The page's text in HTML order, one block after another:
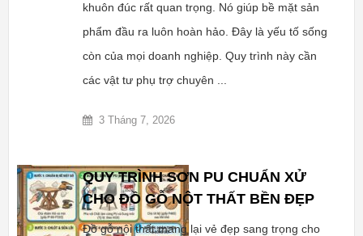
khuôn đúc rất quan trọng. Nó giúp bề mặt sản
phẩm đầu ra luôn hoàn hảo. Đây là yếu tố sống
còn của mọi doanh nghiệp. Quy trình này cần
các vật tư phụ trợ chuyên ...
3 Tháng 7, 2026
QUY TRÌNH SƠN PU CHUẨN XỬ
CHO ĐỒ GỖ NỘT THẤT BỀN ĐẸP
Đồ gỗ nội thất mang lại vẻ đẹp sang trọng cho